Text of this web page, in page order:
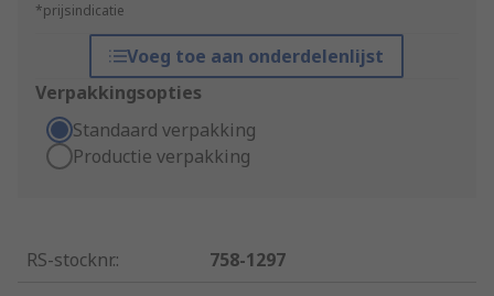
*prijsindicatie
Voeg toe aan onderdelenlijst
Verpakkingsopties
Standaard verpakking
Productie verpakking
RS-stocknr.:
758-1297